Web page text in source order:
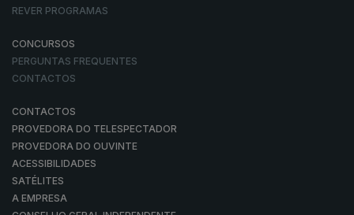
REVER PROGRAMAS
CONCURSOS
PERGUNTAS FREQUENTES
CONTACTOS
CONTACTOS
PROVEDORA DO TELESPECTADOR
PROVEDORA DO OUVINTE
ACESSIBILIDADES
SATÉLITES
A EMPRESA